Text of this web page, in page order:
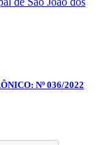
Nº 036/2022